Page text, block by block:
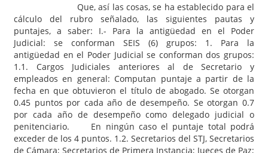
Que, así las cosas, se ha establecido para el
cálculo del rubro señalado, las siguientes pautas y
puntajes, a saber: I.- Para la antigüedad en el Poder
Judicial: se conforman SEIS (6) grupos: 1. Para la
antigüedad en el Poder Judicial se conforman dos grupos:
1.1. Cargos Judiciales anteriores al de Secretario y
empleados en general: Computan puntaje a partir de la
fecha en que obtuvieron el título de abogado. Se otorgan
0.45 puntos por cada año de desempeño. Se otorgan 0.7
por cada año de desempeño como delegado judicial o
penitenciario. En ningún caso el puntaje total podrá
exceder de los 4 puntos. 1.2. Secretarios del STJ, Secretarios
de Cámara; Secretarios de Primera Instancia; Jueces de Paz;